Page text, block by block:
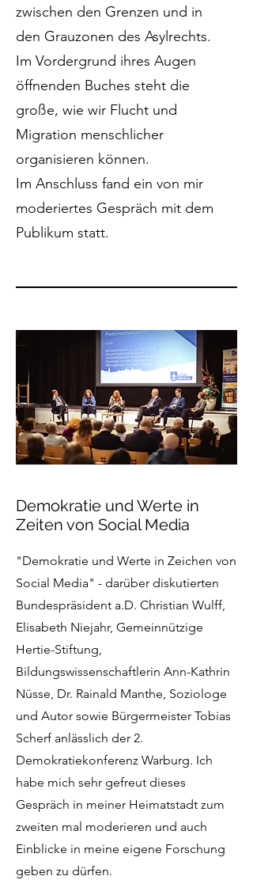
zwischen den Grenzen und in
den Grauzonen des Asylrechts.
Im Vordergrund ihres Augen
öffnenden Buches steht die
große, wie wir Flucht und
Migration menschlicher
organisieren können.
Im Anschluss fand ein von mir
moderiertes Gespräch mit dem
Publikum statt.
Demokratie und Werte in
Zeiten von Social Media
"Demokratie und Werte in Zeichen von
Social Media" - darüber diskutierten
Bundespräsident a.D. Christian Wulff,
Elisabeth Niejahr, Gemeinnützige
Hertie-Stiftung,
Bildungswissenschaftlerin Ann-Kathrin
Nüsse, Dr. Rainald Manthe, Soziologe
und Autor sowie Bürgermeister Tobias
Scherf anlässlich der 2.
Demokratiekonferenz Warburg. Ich
habe mich sehr gefreut dieses
Gespräch in meiner Heimatstadt zum
zweiten mal moderieren und auch
Einblicke in meine eigene Forschung
geben zu dürfen.